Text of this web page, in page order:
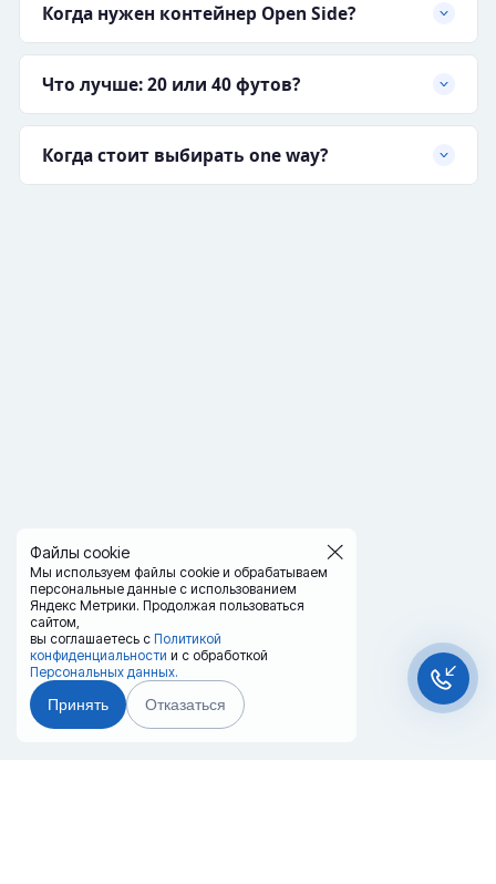
Файлы cookie
Мы используем файлы cookie и обрабатываем
персональные данные с использованием
Яндекс Метрики. Продолжая пользоваться
сайтом,
вы соглашаетесь с Политикой
конфиденциальности и с обработкой
Персональных данных.
Принять Отказаться
Когда нужен контейнер Open Side?
Что лучше: 20 или 40 футов?
Когда стоит выбирать one way?